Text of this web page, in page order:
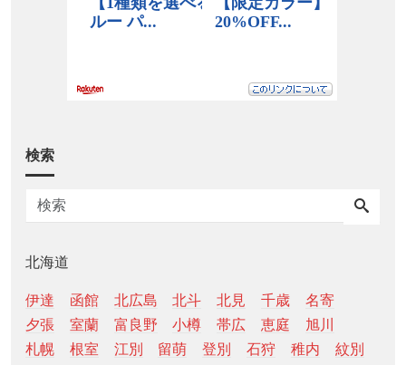
検索
北海道
伊達 函館 北広島 北斗 北見 千歳
名寄
夕張
室蘭 富良野 小樽 帯広 恵庭
旭川
札幌
根室 江別 留萌 登別 石狩 稚内
紋別